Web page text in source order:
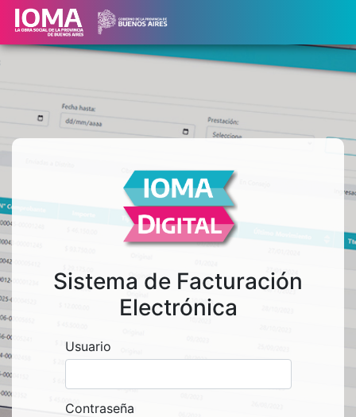
Sistema de Facturación
Electrónica
Usuario
Contraseña